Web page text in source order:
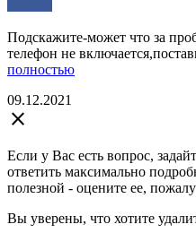
Подскажите-может что за
телефон не
полностью
09.12.2021
close
Если у Вас есть вопрос,
ответить максимально
полезной - оцените ее,
Вы уверены, что хотите